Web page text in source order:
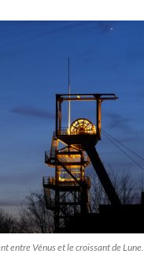
entre Vénus et le croissant de